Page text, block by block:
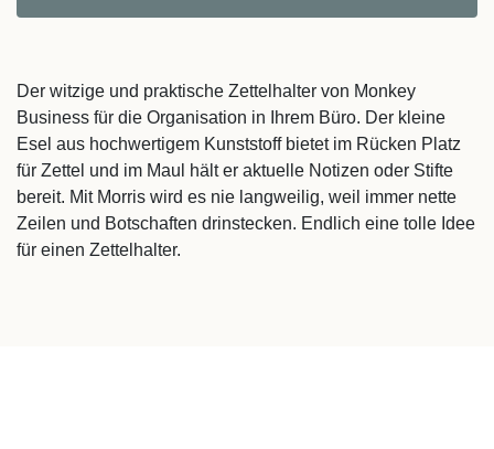
Der witzige und praktische Zettelhalter von Monkey
Business für die Organisation in Ihrem Büro. Der kleine
Esel aus hochwertigem Kunststoff bietet im Rücken Platz
für Zettel und im Maul hält er aktuelle Notizen oder Stifte
bereit. Mit Morris wird es nie langweilig, weil immer nette
Zeilen und Botschaften drinstecken. Endlich eine tolle Idee
für einen Zettelhalter.